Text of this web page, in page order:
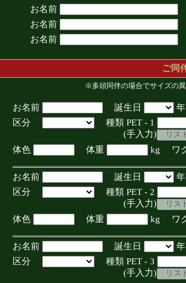
お名前
お名前
お名前
ご同
※多頭同伴の場合でサイズの
お名前 誕生日
区分
種類 PET - 1
(手入力)
体色
体重 kg ワ
お名前 誕生日
区分
種類 PET - 2
(手入力)
体色
体重 kg ワ
お名前 誕生日
区分
種類 PET - 3
(手入力)